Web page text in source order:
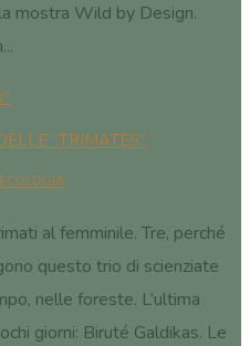
mostra Wild by Design.
“TRIMATES”
ECOLOGIA
al femminile. Tre, perché
questo trio di scienziate
nelle foreste. L’ultima
giorni: Biruté Galdikas. Le